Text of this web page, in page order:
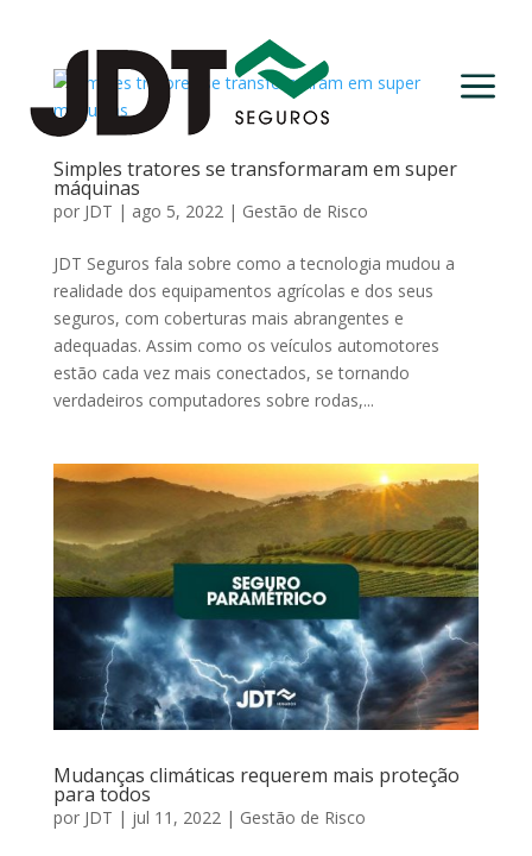
a
Simples tratores se transformaram em super
máquinas
por JDT | ago 5, 2022| Gestão de Risco
JDT Seguros fala sobre como a tecnologia mudou a
realidade dos equipamentos agrícolas e dos seus
seguros, com coberturas mais abrangentes e
adequadas. Assim como os veículos automotores
estão cada vez mais conectados, se tornando
verdadeiros computadores sobre rodas,...
Mudanças climáticas requerem mais proteção
para todos
por JDT | jul 11, 2022| Gestão de Risco